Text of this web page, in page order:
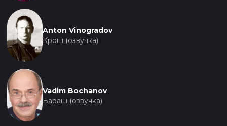
Anton Vinogradov
Крош (озвучка)
Vadim Bochanov
Бараш (озвучка)